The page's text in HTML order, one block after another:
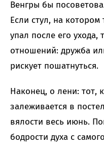
Венгры бы
Если стул, на котором
упал после его ухода,
отношений: дружба
рискует пошатнуться.
Наконец, о лени: тот,
залеживается в
вялости весь июнь.
бодрости духа с